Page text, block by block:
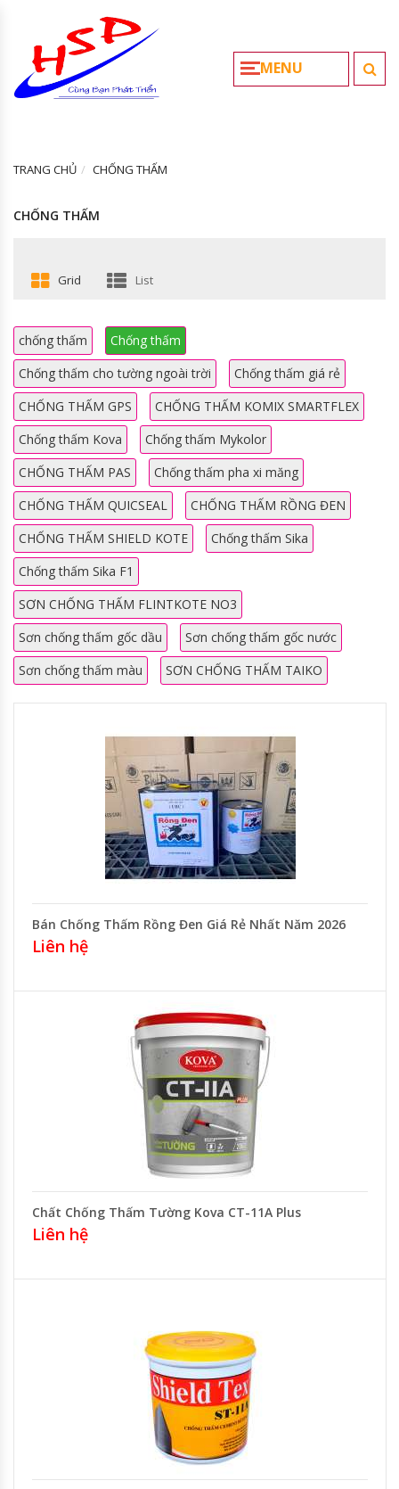
MENU
TRANG CHỦ CHỐNG THẤM
CHỐNG THẤM
Grid List
chống thấm
Chống thấm
Chống thấm cho tường ngoài trời
Chống thấm giá rẻ
CHỐNG THẤM GPS
CHỐNG THẤM KOMIX SMARTFLEX
Chống thấm Kova
Chống thấm Mykolor
CHỐNG THẤM PAS
Chống thấm pha xi măng
CHỐNG THẤM QUICSEAL
CHỐNG THẤM RỒNG ĐEN
CHỐNG THẤM SHIELD KOTE
Chống thấm Sika
Chống thấm Sika F1
SƠN CHỐNG THẤM FLINTKOTE NO3
Sơn chống thấm gốc dầu
Sơn chống thấm gốc nước
Sơn chống thấm màu
SƠN CHỐNG THẤM TAIKO
Bán Chống Thấm Rồng Đen Giá Rẻ Nhất Năm 2026
Liên hệ
Chất Chống Thấm Tường Kova CT-11A Plus
Liên hệ